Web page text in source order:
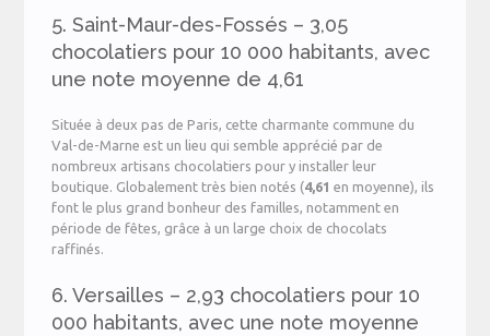
5. Saint-Maur-des-Fossés – 3,05
chocolatiers pour 10 000 habitants, avec
une note moyenne de 4,61
Située à deux pas de Paris, cette charmante commune du
Val-de-Marne est un lieu qui semble apprécié par de
nombreux artisans chocolatiers pour y installer leur
boutique. Globalement très bien notés (4,61en moyenne), ils
font le plus grand bonheur des familles, notamment en
période de fêtes, grâce à un large choix de chocolats
raffinés.
6. Versailles – 2,93 chocolatiers pour 10
000 habitants, avec une note moyenne